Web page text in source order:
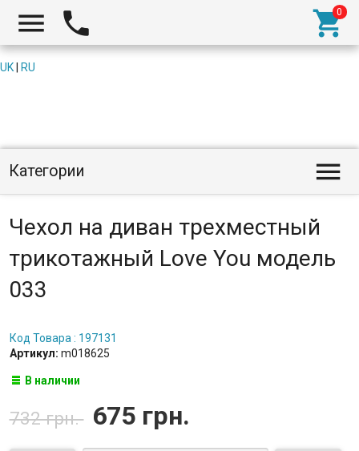
  
UK RU
Категории 
Чехол на диван трехместный
трикотажный Love You модель
033
Код Товара : 197131
Артикул: m018625
В наличии
732 грн. 675 грн.